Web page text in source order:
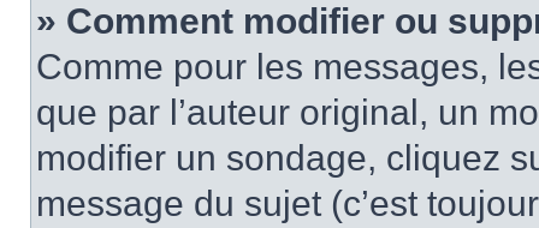
» Comment modifier ou
Comme pour les messages,
que par l’auteur original, un
modifier un sondage, cliquez
message du sujet (c’est